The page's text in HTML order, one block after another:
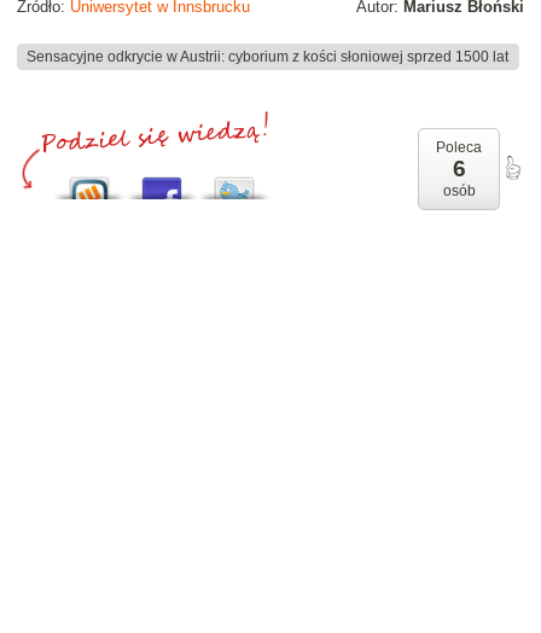
Autor: Mariusz Błoński
Źródło: Uniwersytet w Innsbrucku
Sensacyjne odkrycie w Austrii: cyborium z kości słoniowej sprzed 1500 lat
Poleca
6
osób